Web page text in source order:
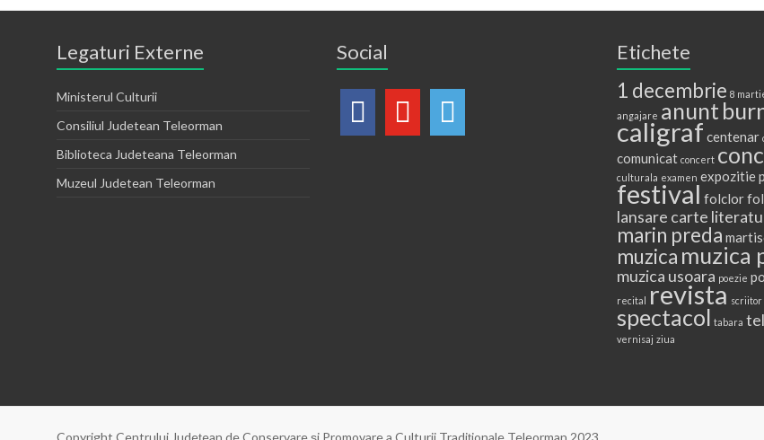
Legaturi Externe
Ministerul Culturii
Consiliul Judetean Teleorman
Biblioteca Judeteana Teleorman
Muzeul Judetean Teleorman
Social
Etichete
1 decembrie 8
angajare anunt
caligraf centenar
comunicat concert
culturala examen expozitie
festival folclor
lansare carte
marin preda
muzica muzica
muzica usoara poezie
recital revista scriitor
spectacol tabara
vernisaj ziua
Copyright Centrului Judeţean de Conservare şi Promovare a Culturii Tradiţionale Teleorman 2023